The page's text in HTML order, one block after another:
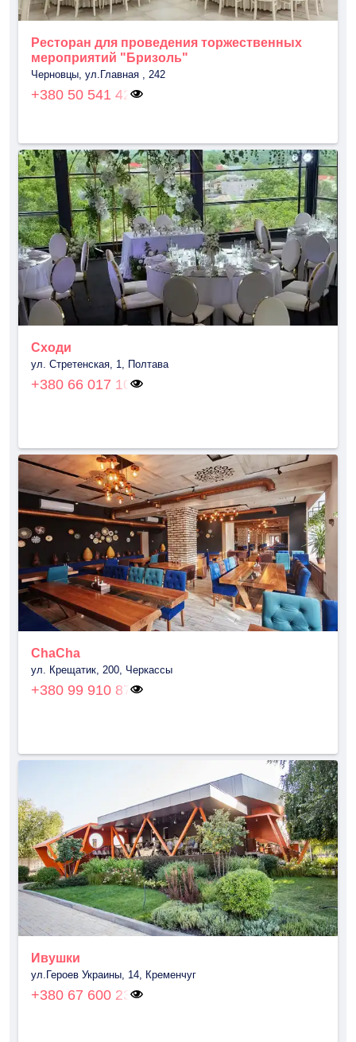
Ресторан для проведения торжественных
мероприятий "Бризоль"
Черновцы, ул.Главная , 242
+380 50 541 42
Сходи
ул. Стретенская, 1, Полтава
+380 66 017 10
ChaCha
ул. Крещатик, 200, Черкассы
+380 99 910 87
Ивушки
ул.Героев Украины, 14, Кременчуг
+380 67 600 23